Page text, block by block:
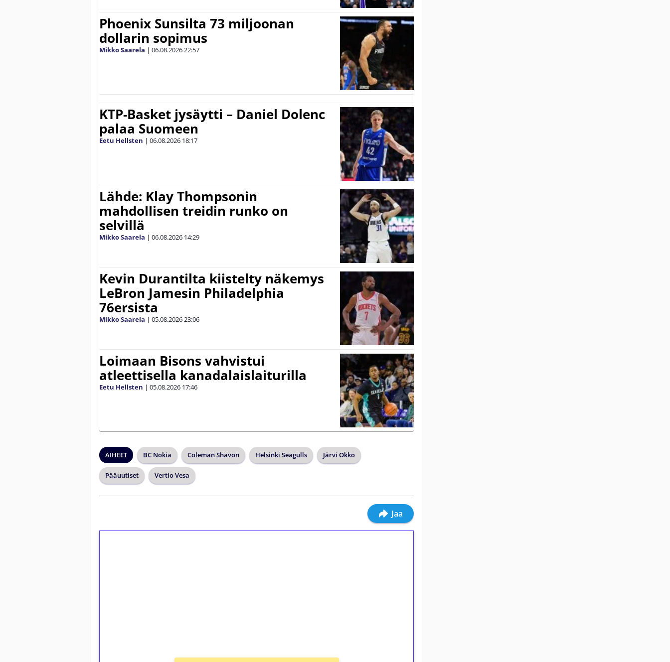
Phoenix Sunsilta 73 miljoonan
dollarin sopimus
Mikko Saarela | 06.08.202622:57
KTP-Basket jysäytti – Daniel Dolenc
palaa Suomeen
Eetu Hellsten | 06.08.2026 18:17
Lähde: Klay Thompsonin
mahdollisen treidin runko on
selvillä
Mikko Saarela | 06.08.2026 14:29
Kevin Durantilta kiistelty näkemys
LeBron Jamesin Philadelphia
76ersista
Mikko Saarela | 05.08.202623:06
Loimaan Bisons vahvistui
atleettisella kanadalaislaiturilla
Eetu Hellsten | 05.08.2026 17:46
AIHEET BC Nokia Coleman Shavon Helsinki Seagulls Järvi Okko
Pääuutiset Vertio Vesa
Jaa